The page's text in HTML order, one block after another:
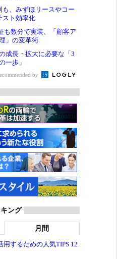
、みずほリースやコー
スト効率化
も数分で実装、「顧客ア
」の変革術
成長・拡大に必要な「3
一歩」
by
ング
月間
用するための人気TIPS 12